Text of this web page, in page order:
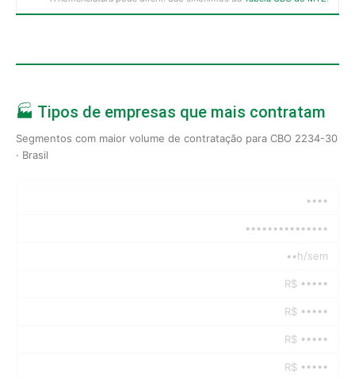
🏭 Tipos de empresas que mais contratam
Segmentos com maior volume de contratação para CBO 2234-30
· Brasil
••••
•••••••••••••••
••h/sem
R$ •••••
R$ •••••
R$ •••••
R$ •••••